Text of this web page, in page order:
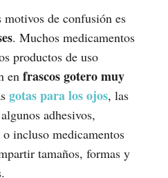
de confusión es
. Muchos medicamentos
productos de uso
en frascos gotero muy
gotas para los ojos, las
adhesivos,
incluso medicamentos
tamaños, formas y